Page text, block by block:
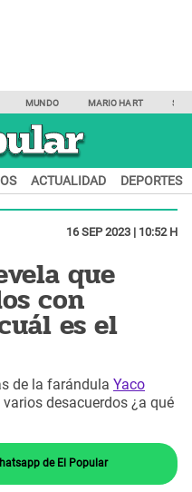
MUNDO MARIO HART
ACTUALIDAD DEPORTES
16 SEP 2023 | 10:52 H
que
con
es el
de la farándula Yaco
varios desacuerdos ¿a qué
de El Popular